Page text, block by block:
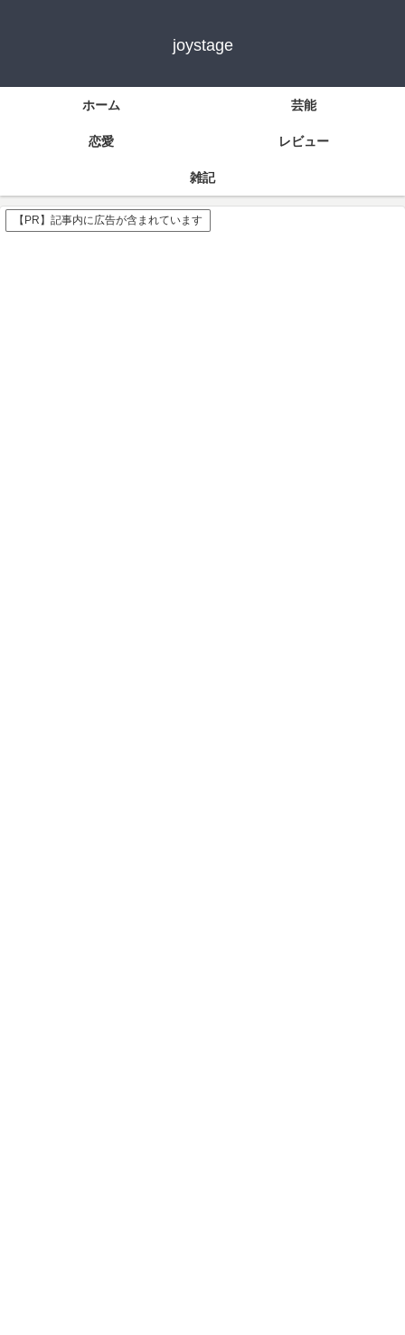
joystage
ホーム 芸能
恋愛 レビュー
雑記
【PR】記事内に広告が含まれています